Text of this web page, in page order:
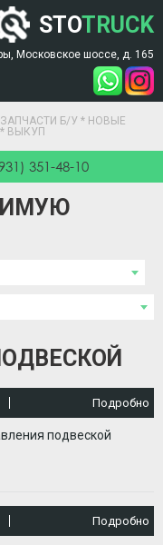
STOTRUCK
Московское шоссе, д. 165
Б/У * НОВЫЕ
ВЫКУП
351-48-10
Подробно
подвеской
Подробно